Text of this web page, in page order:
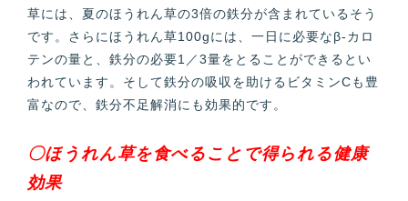
草には、夏のほうれん草の3倍の鉄分が含まれているそう
です。さらにほうれん草100gには、一日に必要なβ-カロ
テンの量と、鉄分の必要1／3量をとることができるとい
われています。そして鉄分の吸収を助けるビタミンCも豊
富なので、鉄分不足解消にも効果的です。
〇ほうれん草を食べることで得られる健康
効果